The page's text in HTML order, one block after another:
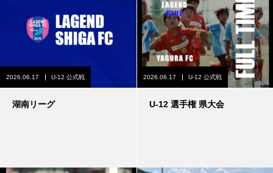
2026.06.17 U-12 公式戦
湖南リーグ
2026.06.17 U-12 公式戦
U-12 選手権 県大会